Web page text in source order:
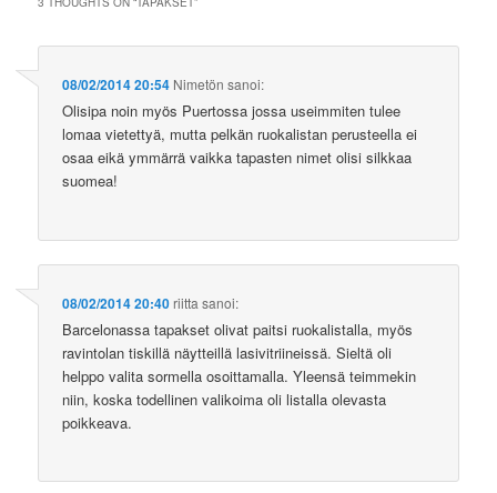
08/02/2014 20:54 Nimetön sanoi:
Olisipa noin myös Puertossa jossa useimmiten tulee
lomaa vietettyä, mutta pelkän ruokalistan perusteella ei
osaa eikä ymmärrä vaikka tapasten nimet olisi silkkaa
suomea!
08/02/2014 20:40riitta sanoi:
Barcelonassa tapakset olivat paitsi ruokalistalla, myös
ravintolan tiskillä näytteillä lasivitriineissä. Sieltä oli
helppo valita sormella osoittamalla. Yleensä teimmekin
niin, koska todellinen valikoima oli listalla olevasta
poikkeava.